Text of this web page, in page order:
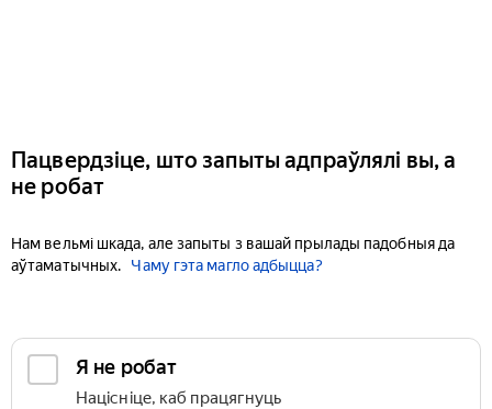
Пацвердзіце, што запыты адпраўлялі вы, а
не робат
Нам вельмі шкада, але запыты з вашай прылады падобныя да
аўтаматычных.
Чаму гэта магло адбыцца?
Я не робат
Націсніце, каб працягнуць